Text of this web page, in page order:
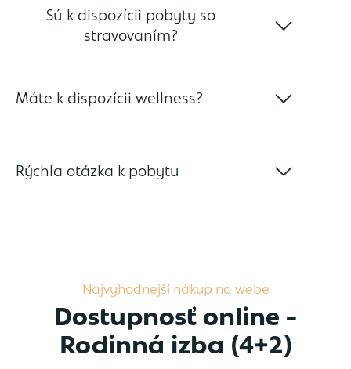
Sú k dispozícii pobyty so
stravovaním?
Máte k dispozícii wellness?
Rýchla otázka k pobytu
Najvýhodnejší nákup na webe
Dostupnosť online -
Rodinná izba (4+2)